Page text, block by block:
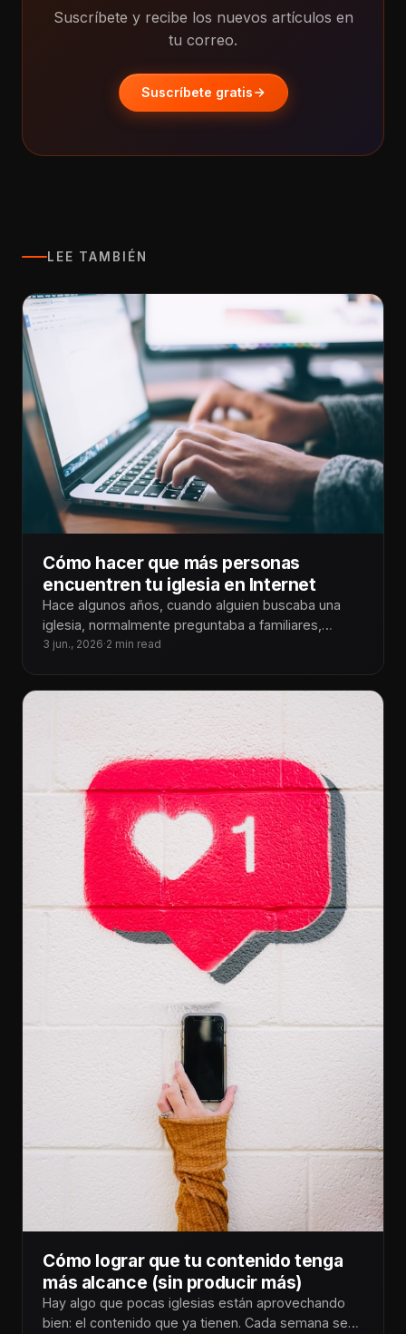
Suscríbete y recibe los nuevos artículos en
tu correo.
Suscríbete gratis
LEE TAMBIÉN
Cómo hacer que más personas
encuentren tu iglesia en Internet
Hace algunos años, cuando alguien buscaba una
iglesia, normalmente preguntaba a familiares,
amigos o vecinos. Hoy la realidad es muy
3 jun., 2026·2 min read
Cómo lograr que tu contenido tenga
más alcance (sin producir más)
Hay algo que pocas iglesias están aprovechando
bien: el contenido que ya tienen. Cada semana se